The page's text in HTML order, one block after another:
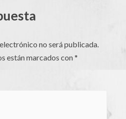
no será publicada.
están marcados con*